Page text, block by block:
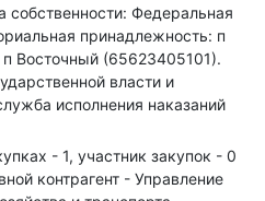
собственности: Федеральная
принадлежность: п
Восточный (65623405101).
власти и
исполнения наказаний
- 1, участник закупок - 0
контрагент - Управление